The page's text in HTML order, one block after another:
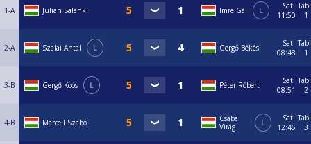
1-A Julian Salanki Imre Gál L
Sat
11:50
1
2-A Szalai Antal L Gergő Békési
Sat
08:48
1
3-B Gergő Koós L Péter Róbert
Sat
08:51
2
4-B Marcell Szabó
Csaba
Virág
L
Sat
12:45
3